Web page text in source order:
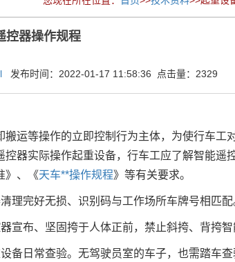
控器操作规程
发布时间：2022-01-17 11:58:36 点击量：2329
运等操作的立即控制行为主体，为使行车工
器实际操作起重设备，行车工应了解智能遥
》、《天车**操作规程》等有关要求。
完好无损、识别码与工作场所车牌号相匹配
布、坚固挎于人体正前，禁止斜挎、背挎智
日常查验。无驾驶员室的车子，也需踏车查